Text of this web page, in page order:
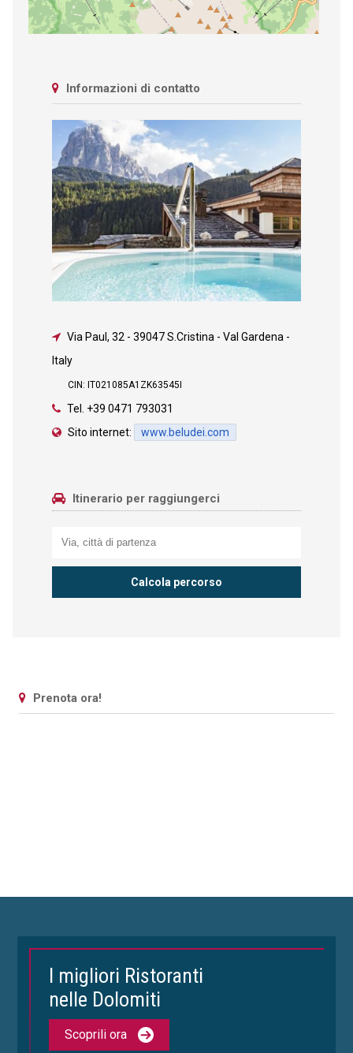
Informazioni di contatto
Via Paul, 32 - 39047 S.Cristina - Val Gardena -
Italy
CIN: IT021085A1ZK63545I
Tel. +39 0471 793031
Sito internet:
www.beludei.com
Itinerario per raggiungerci
Prenota ora!
I migliori Ristoranti
nelle Dolomiti
Scoprili ora